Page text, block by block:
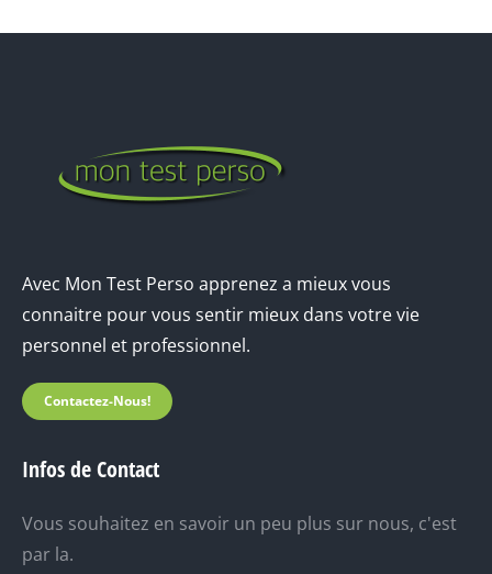
Avec Mon Test Perso apprenez a mieux vous
connaitre pour vous sentir mieux dans votre vie
personnel et professionnel.
Contactez-Nous!
Infos de Contact
Vous souhaitez en savoir un peu plus sur nous, c'est
par la.